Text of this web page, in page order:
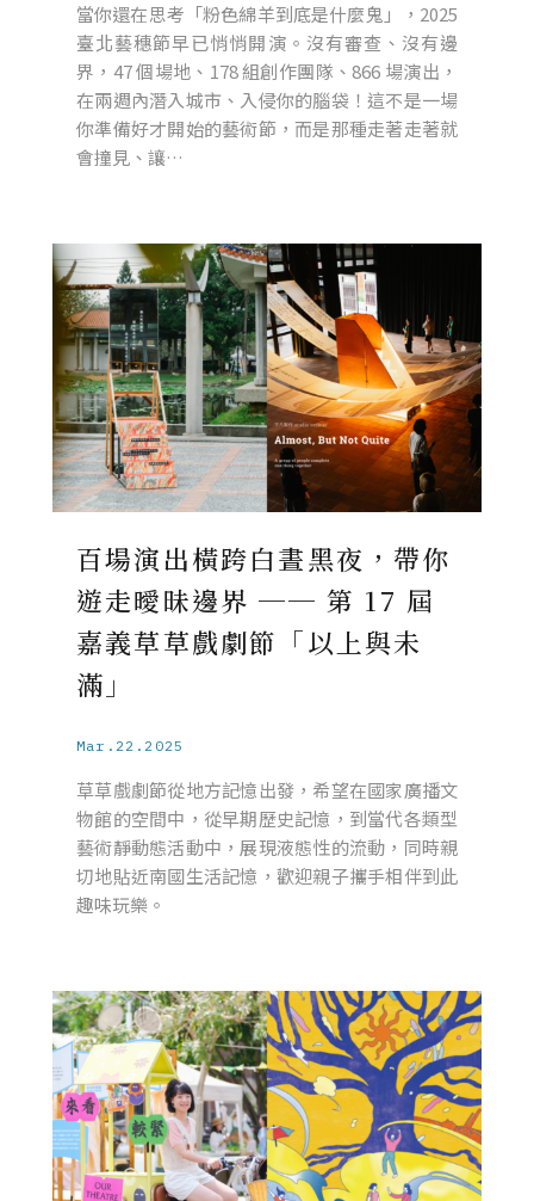
當你還在思考「粉色綿羊到底是什麼鬼」，2025
臺北藝穗節早已悄悄開演。沒有審查、沒有邊
界，47 個場地、178 組創作團隊、866 場演出，
在兩週內潛入城市、入侵你的腦袋！這不是一場
你準備好才開始的藝術節，而是那種走著走著就
會撞見、讓…
百場演出橫跨白晝黑夜，帶你
遊走曖昧邊界 ── 第 17 屆
嘉義草草戲劇節「以上與未
滿」
Mar.22.2025
草草戲劇節從地方記憶出發，希望在國家廣播文
物館的空間中，從早期歷史記憶，到當代各類型
藝術靜動態活動中，展現液態性的流動，同時親
切地貼近南國生活記憶，歡迎親子攜手相伴到此
趣味玩樂。